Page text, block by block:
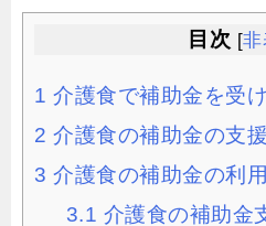
目次 [非
1 介護食で補助金を受
2 介護食の補助金の支
3 介護食の補助金の利
3.1 介護食の補助金